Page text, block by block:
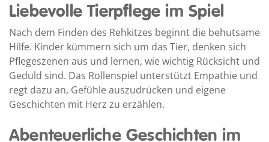
Liebevolle Tierpflege im Spiel
Nach dem Finden des Rehkitzes beginnt die behutsame
Hilfe. Kinder kümmern sich um das Tier, denken sich
Pflegeszenen aus und lernen, wie wichtig Rücksicht und
Geduld sind. Das Rollenspiel unterstützt Empathie und
regt dazu an, Gefühle auszudrücken und eigene
Geschichten mit Herz zu erzählen.
Abenteuerliche Geschichten im